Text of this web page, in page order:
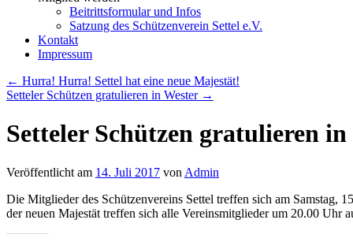
Beitrittsformular und Infos
Satzung des Schützenverein Settel e.V.
Kontakt
Impressum
← Hurra! Hurra! Settel hat eine neue Majestät!
Setteler Schützen gratulieren in Wester →
Setteler Schützen gratulieren
Veröffentlicht am 14. Juli 2017 von Admin
Die Mitglieder des Schützenvereins Settel treffen sich am Samstag,
der neuen Majestät treffen sich alle Vereinsmitglieder um 20.00 Uhr